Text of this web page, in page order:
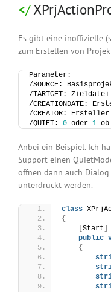
Es gibt eine inoffizielle
zum Erstellen von
Parameter:
/SOURCE:
/TARTGET:
/CREATIONDATE:
/CREATOR: Ersteller
/QUIET: 0 oder 1
Anbei ein Beispiel. Ich
Support einen
öffnen dann auch
unterdrückt werden.
class
{
Start
public
{